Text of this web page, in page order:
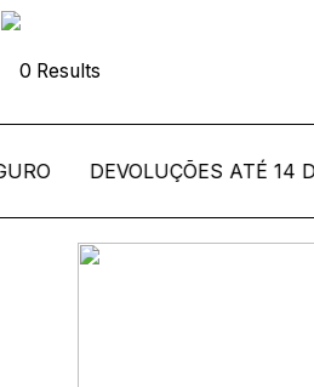
0 Results
DEVOLUÇÕES ATÉ 14